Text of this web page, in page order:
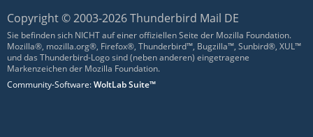
Copyright © 2003-2026 Thunderbird Mail DE
Sie befinden sich NICHT auf einer offiziellen Seite der Mozilla Foundation.
Mozilla®, mozilla.org®, Firefox®, Thunderbird™, Bugzilla™, Sunbird®, XUL™
und das Thunderbird-Logo sind (neben anderen) eingetragene
Markenzeichen der Mozilla Foundation.
Community-Software:WoltLab Suite™